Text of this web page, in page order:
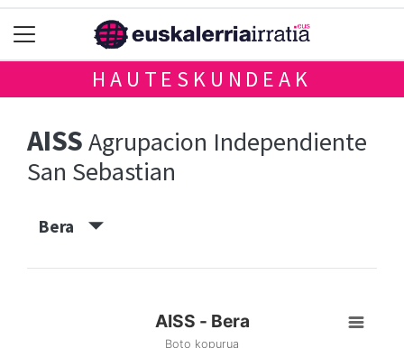
HAUTESKUNDEAK
AISSAgrupacion Independiente
San Sebastian
Bera
AISS - Bera
Boto kopurua